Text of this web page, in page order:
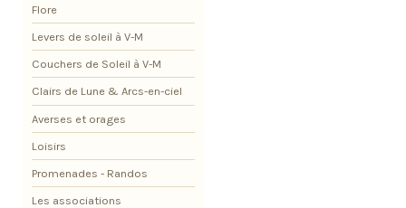
Flore
Levers de soleil à V-M
Couchers de Soleil à V-M
Clairs de Lune & Arcs-en-ciel
Averses et orages
Loisirs
Promenades - Randos
Les associations